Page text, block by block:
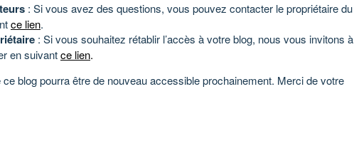
: Si vous avez des questions, vous pouvez contacter le propriétaire du
ce lien.
: Si vous souhaitez rétablir l’accès à votre blog, nous vous invitons à
en suivantce lien.
blog pourra être de nouveau accessible prochainement. Merci de votre